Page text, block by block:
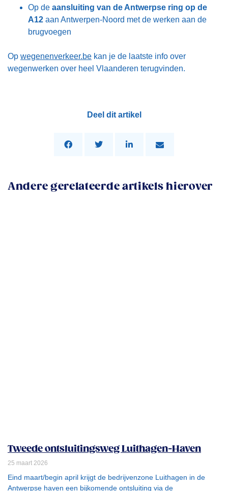
Op de aansluiting van de Antwerpse ring op de
A12 aan Antwerpen-Noord met de werken aan de
brugvoegen
Op wegenenverkeer.be kan je de laatste info over
wegenwerken over heel Vlaanderen terugvinden.
Deel dit artikel
Andere gerelateerde artikels hierover
Tweede ontsluitingsweg Luithagen-Haven
25 maart 2026
Eind maart/begin april krijgt de bedrijvenzone Luithagen in de
Antwerpse haven een bijkomende ontsluiting via de